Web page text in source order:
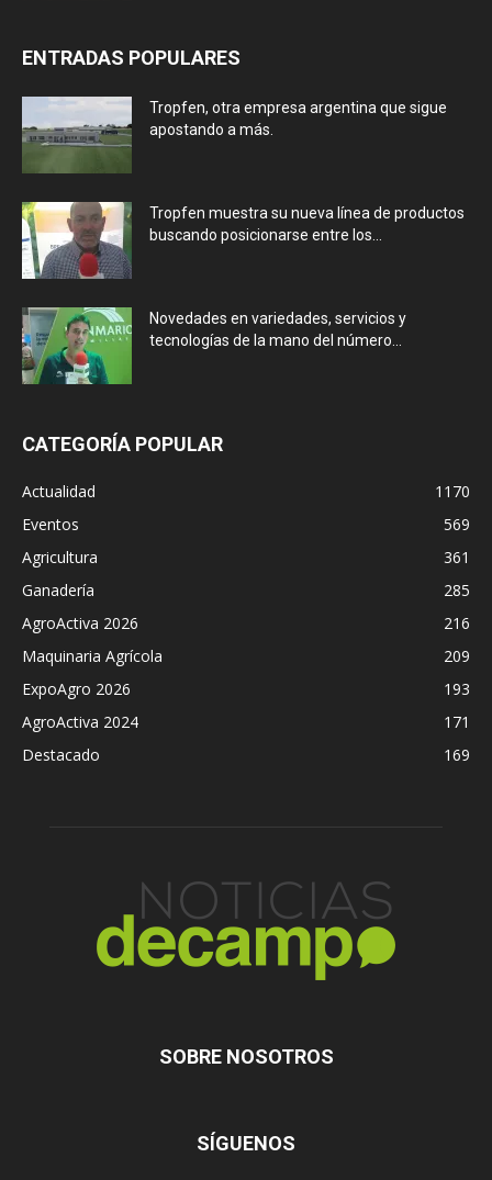
ENTRADAS POPULARES
Tropfen, otra empresa argentina que sigue
apostando a más.
Tropfen muestra su nueva línea de productos
buscando posicionarse entre los...
Novedades en variedades, servicios y
tecnologías de la mano del número...
CATEGORÍA POPULAR
Actualidad
1170
Eventos
569
Agricultura
361
Ganadería
285
AgroActiva 2026
216
Maquinaria Agrícola
209
ExpoAgro 2026
193
AgroActiva 2024
171
Destacado
169
SOBRE NOSOTROS
SÍGUENOS